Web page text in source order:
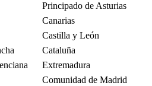
Principado de Asturias
Canarias
Castilla y León
Cataluña
Extremadura
Comunidad de Madrid